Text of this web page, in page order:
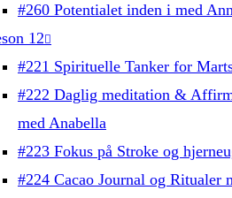
#260 Potentialet inden i med
12
#221 Spirituelle Tanker for
#222 Daglig meditation &
med Anabella
#223 Fokus på Stroke og
#224 Cacao Journal og Ritualer